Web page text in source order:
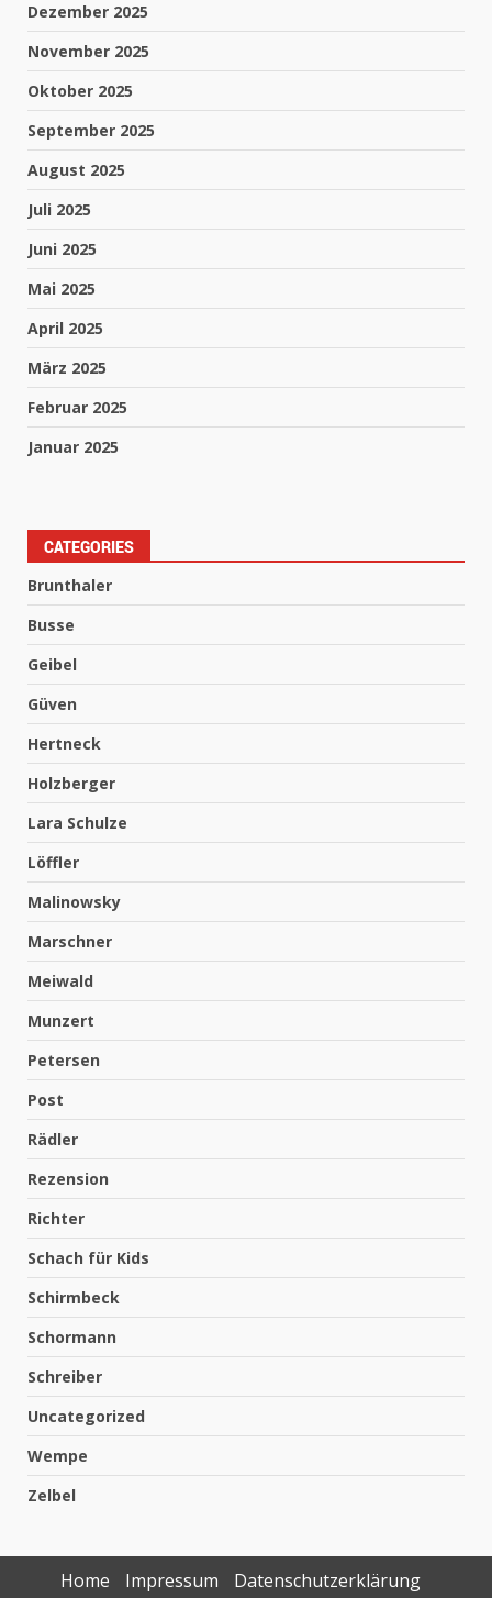
Dezember 2025
November 2025
Oktober 2025
September 2025
August 2025
Juli 2025
Juni 2025
Mai 2025
April 2025
März 2025
Februar 2025
Januar 2025
CATEGORIES
Brunthaler
Busse
Geibel
Güven
Hertneck
Holzberger
Lara Schulze
Löffler
Malinowsky
Marschner
Meiwald
Munzert
Petersen
Post
Rädler
Rezension
Richter
Schach für Kids
Schirmbeck
Schormann
Schreiber
Uncategorized
Wempe
Zelbel
Home Impressum Datenschutzerklärung